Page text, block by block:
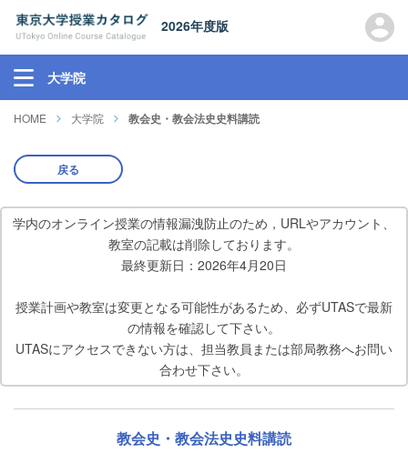
2026年度版
大学院
HOME 大学院 教会史・教会法史史料講読
戻る
学内のオンライン授業の情報漏洩防止のため，URLやアカウント、
教室の記載は削除しております。
最終更新日：2026年4月20日
授業計画や教室は変更となる可能性があるため、必ずUTASで最新
の情報を確認して下さい。
UTASにアクセスできない方は、担当教員または部局教務へお問い
合わせ下さい。
教会史・教会法史史料講読